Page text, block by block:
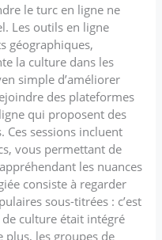
le turc en ligne ne
Les outils en ligne
géographiques,
la culture dans les
simple d’améliorer
des plateformes
qui proposent des
Ces sessions incluent
vous permettant de
les nuances
consiste à regarder
sous-titrées : c’est
culture était intégré
plus, les groupes de